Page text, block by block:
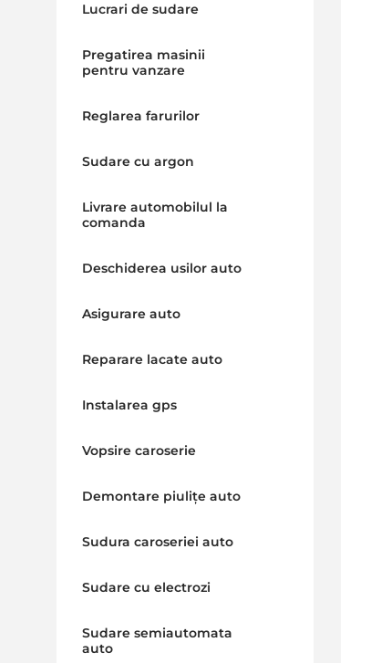
Lucrari de sudare
Pregatirea masinii
pentru vanzare
Reglarea farurilor
Sudare cu argon
Livrare automobilul la
comanda
Deschiderea usilor auto
Asigurare auto
Reparare lacate auto
Instalarea gps
Vopsire caroserie
Demontare piulițe auto
Sudura caroseriei auto
Sudare cu electrozi
Sudare semiautomata
auto